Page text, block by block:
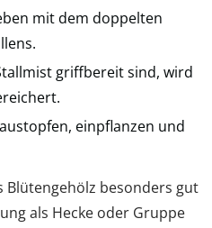
mit dem doppelten
griffbereit sind, wird
einpflanzen und
Blütengehölz besonders gut
als Hecke oder Gruppe